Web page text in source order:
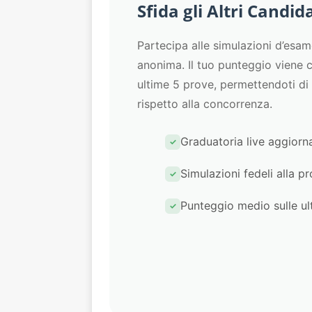
Sfida gli Altri
Partecipa alle simulazioni
anonima. Il tuo punteggio viene
ultime 5 prove, permettendoti
rispetto alla concorrenza.
Graduatoria live
Simulazioni fedeli alla
Punteggio medio sulle